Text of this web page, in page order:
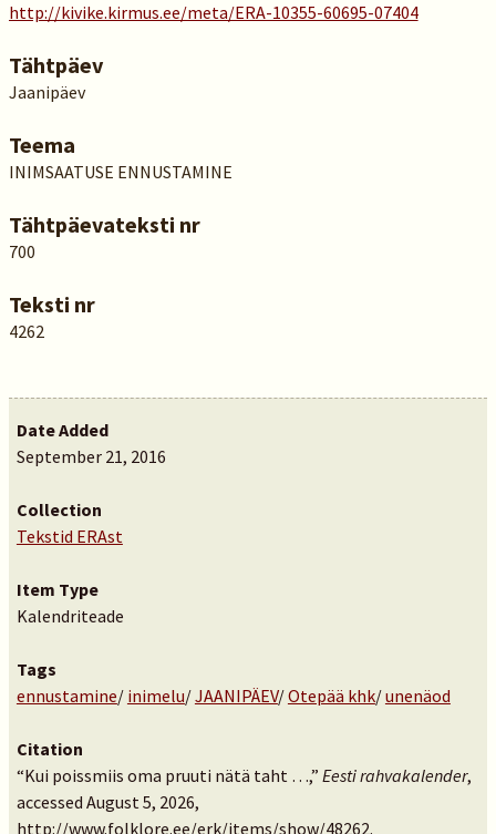
http://kivike.kirmus.ee/meta/ERA-10355-60695-07404
Tähtpäev
Jaanipäev
Teema
INIMSAATUSE ENNUSTAMINE
Tähtpäevateksti nr
700
Teksti nr
4262
Date Added
September 21, 2016
Collection
Tekstid ERAst
Item Type
Kalendriteade
Tags
ennustamine/ inimelu/JAANIPÄEV/Otepää khk/unenäod
Citation
“Kui poissmiis oma pruuti nätä taht …,” Eesti rahvakalender,
accessed August 5, 2026,
http://www.folklore.ee/erk/items/show/48262.